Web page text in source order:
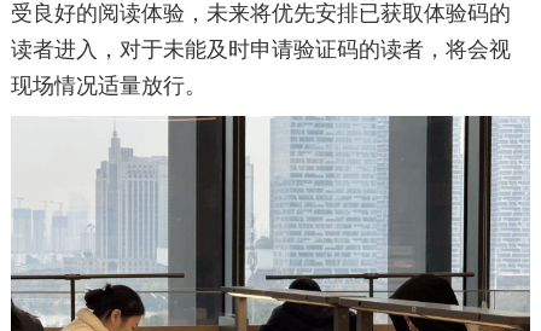
受良好的阅读体验，未来将优先安排已获取体验码的
读者进入，对于未能及时申请验证码的读者，将会视
现场情况适量放行。